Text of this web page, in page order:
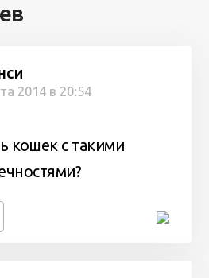
2014 в 20:54
кошек с такими